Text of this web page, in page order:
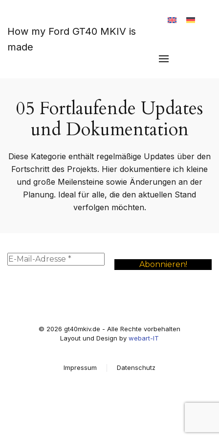
How my Ford GT40 MKIV is
made
05 Fortlaufende Updates
und Dokumentation
Diese Kategorie enthält regelmäßige Updates über den
Fortschritt des Projekts. Hier dokumentiere ich kleine
und große Meilensteine sowie Änderungen an der
Planung. Ideal für alle, die den aktuellen Stand
verfolgen möchten.
© 2026 gt40mkiv.de - Alle Rechte vorbehalten
Layout und Design by webart-IT
Impressum Datenschutz